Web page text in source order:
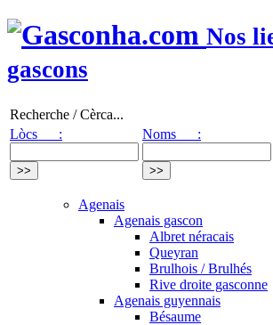
Nos
gascons
Recherche / Cèrca...
Lòcs :
Noms :
Agenais
Agenais gascon
Albret néracais
Queyran
Brulhois / Brulhés
Rive droite gasconne
Agenais guyennais
Bésaume